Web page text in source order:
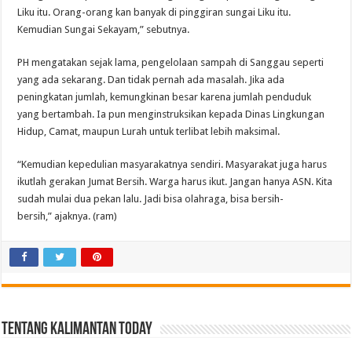
Liku itu. Orang-orang kan banyak di pinggiran sungai Liku itu.
Kemudian Sungai Sekayam,” sebutnya.
PH mengatakan sejak lama, pengelolaan sampah di Sanggau seperti
yang ada sekarang. Dan tidak pernah ada masalah. Jika ada
peningkatan jumlah, kemungkinan besar karena jumlah penduduk
yang bertambah. Ia pun menginstruksikan kepada Dinas Lingkungan
Hidup, Camat, maupun Lurah untuk terlibat lebih maksimal.
“Kemudian kepedulian masyarakatnya sendiri. Masyarakat juga harus
ikutlah gerakan Jumat Bersih. Warga harus ikut. Jangan hanya ASN. Kita
sudah mulai dua pekan lalu. Jadi bisa olahraga, bisa bersih-
bersih,” ajaknya. (ram)
Tentang Kalimantan Today